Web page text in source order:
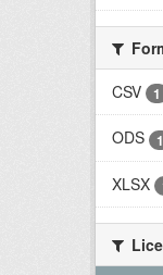
CSV
1
ODS 1
XLSX